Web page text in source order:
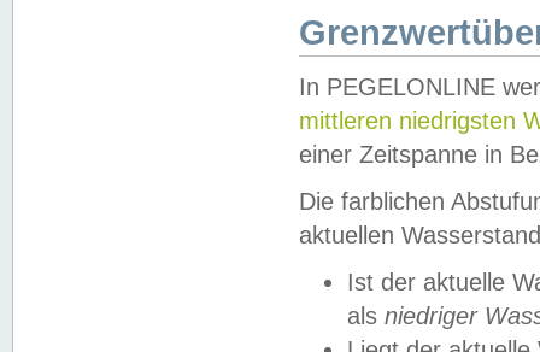
In PEGELONLINE
mittleren niedrigsten
einer Zeitspanne in
Die farblichen
aktuellen
Ist der aktuelle
als niedriger